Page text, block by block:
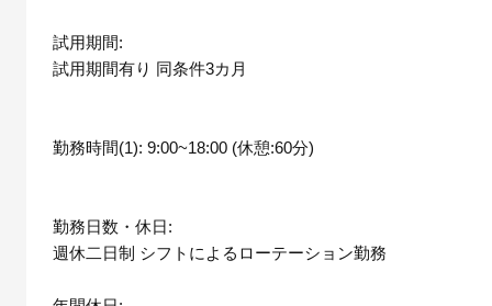
試用期間:
試用期間有り 同条件3カ月
勤務時間(1): 9:00~18:00 (休憩:60分)
勤務日数・休日:
週休二日制 シフトによるローテーション勤務